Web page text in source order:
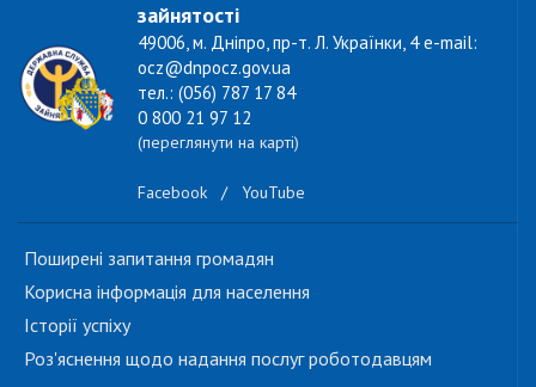
зайнятості
49006, м. Дніпро, пр-т. Л. Українки, 4 e-mail:
ocz@dnpocz.gov.ua
тел.: (056) 787 17 84
0 800 21 97 12
(переглянути на карті)
Facebook / YouTube
Поширені запитання громадян
Корисна інформація для населення
Історії успіху
Роз'яснення щодо надання послуг роботодавцям